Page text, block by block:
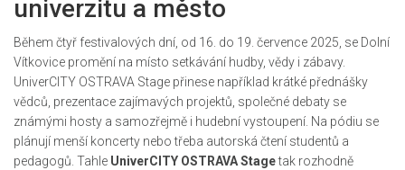
univerzitu a město
Během čtyř festivalových dní, od 16. do 19. července 2025, se Dolní
Vítkovice promění na místo setkávání hudby, vědy i zábavy.
UniverCITY OSTRAVA Stage přinese například krátké přednášky
vědců, prezentace zajímavých projektů, společné debaty se
známými hosty a samozřejmě i hudební vystoupení. Na pódiu se
plánují menší koncerty nebo třeba autorská čtení studentů a
pedagogů. Tahle UniverCITY OSTRAVA Stagetak rozhodně